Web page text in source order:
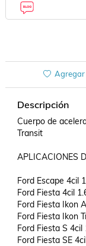
Agregar
Descripción
Cuerpo de
Transit
APLICACIONES
Ford Escape 4cil
Ford Fiesta 4cil
Ford Fiesta Ikon
Ford Fiesta Ikon
Ford Fiesta S
Ford Fiesta SE